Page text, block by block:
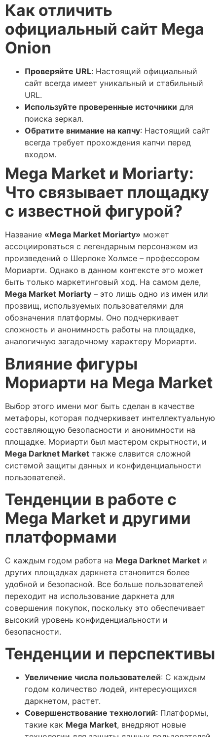
Как отличить
официальный сайт Mega
Onion
Проверяйте URL: Настоящий официальный
сайт всегда имеет уникальный и стабильный
URL.
Используйте проверенные источники для
поиска зеркал.
Обратите внимание на капчу: Настоящий сайт
всегда требует прохождения капчи перед
входом.
Mega Market и Moriarty:
Что связывает площадку
с известной фигурой?
Название «Mega Market Moriarty» может
ассоциироваться с легендарным персонажем из
произведений о Шерлоке Холмсе – профессором
Мориарти. Однако в данном контексте это может
быть только маркетинговый ход. На самом деле,
Mega Market Moriarty – это лишь одно из имен или
прозвищ, используемых пользователями для
обозначения платформы. Оно подчеркивает
сложность и анонимность работы на площадке,
аналогичную загадочному характеру Мориарти.
Влияние фигуры
Мориарти на Mega Market
Выбор этого имени мог быть сделан в качестве
метафоры, которая подчеркивает интеллектуальную
составляющую безопасности и анонимности на
площадке. Мориарти был мастером скрытности, и
Mega Darknet Market также славится сложной
системой защиты данных и конфиденциальности
пользователей.
Тенденции в работе с
Mega Market и другими
платформами
С каждым годом работа на Mega Darknet Market и
других площадках даркнета становится более
удобной и безопасной. Все больше пользователей
переходит на использование даркнета для
совершения покупок, поскольку это обеспечивает
высокий уровень конфиденциальности и
безопасности.
Тенденции и перспективы
Увеличение числа пользователей: С каждым
годом количество людей, интересующихся
даркнетом, растет.
Совершенствование технологий: Платформы,
такие как Mega Market, внедряют новые